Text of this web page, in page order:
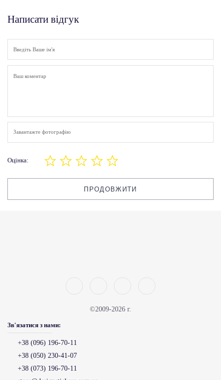
Написати відгук
Завантажте фотографію
Оцінка:
ПРОДОВЖИТИ
©2009-2026 г.
Зв'язатися з нами:
+38 (096) 196-70-11
+38 (050) 230-41-07
+38 (073) 196-70-11